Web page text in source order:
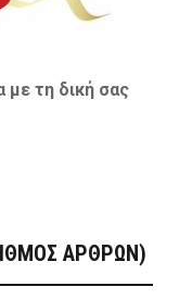
τη δική σας
ΑΡΘΡΩΝ)